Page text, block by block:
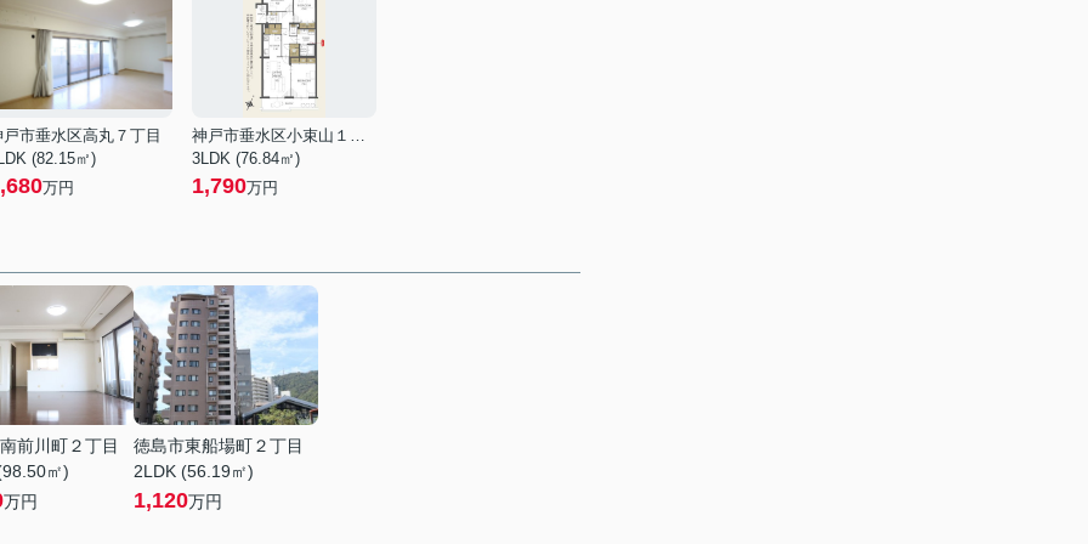
戸市垂水区高丸７丁目
(82.15㎡)
万円
神戸市垂水区小束山１丁目
3LDK (76.84㎡)
1,790万円
前川町２丁目
㎡)
万円
徳島市東船場町２丁目
2LDK (56.19㎡)
1,120万円